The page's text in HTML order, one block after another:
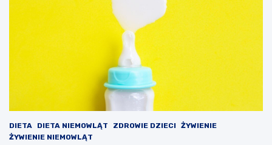
DIETA DIETA NIEMOWLĄT ZDROWIE DZIECI
ŻYWIENIE
ŻYWIENIE NIEMOWLĄT